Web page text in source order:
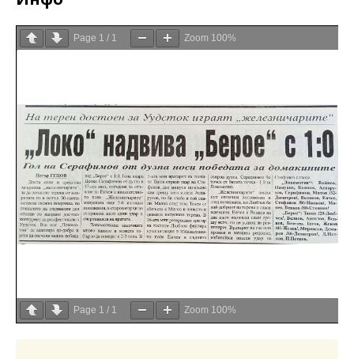
Page 1 / 1 Zoom 100%
Page 1 / 1 Zoom 100%